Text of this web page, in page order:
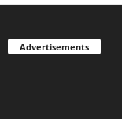
Advertisements